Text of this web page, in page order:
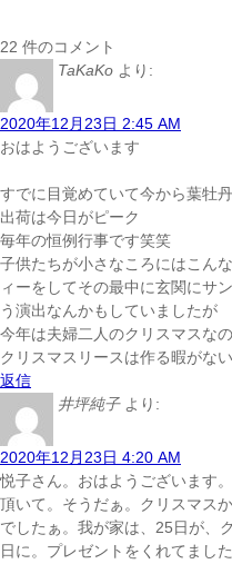
22 件のコメント
TaKaKo より:
2020年12月23日 2:45 AM
おはようございます
すでに目覚めていて今から葉牡
出荷は今日がピーク
毎年の恒例行事です笑笑
子供たちが小さなころにはこん
ィーをしてその最中に玄関にサ
う演出なんかもしていましたが
今年は夫婦二人のクリスマスな
クリスマスリースは作る暇がな
返信
井坪純子 より:
2020年12月23日 4:20 AM
悦子さん。おはようございます
頂いて。そうだぁ。クリスマス
でしたぁ。我が家は、25日が、
日に。プレゼント をくれてまし